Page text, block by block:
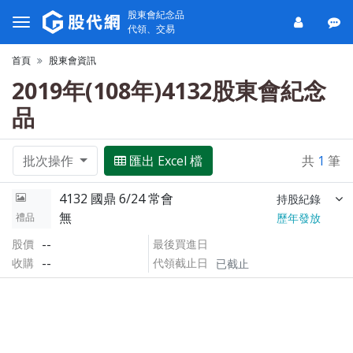
股東會紀念品
代領、交易
首頁 股東會資訊
2019年(108年)4132股東會紀念
品
批次操作 匯出 Excel 檔 共 1 筆
禮品
4132 國鼎 6/24 常會 持股紀錄
無
歷年發放
股價
--
收購 --
最後買進日
代領截止日
已截止